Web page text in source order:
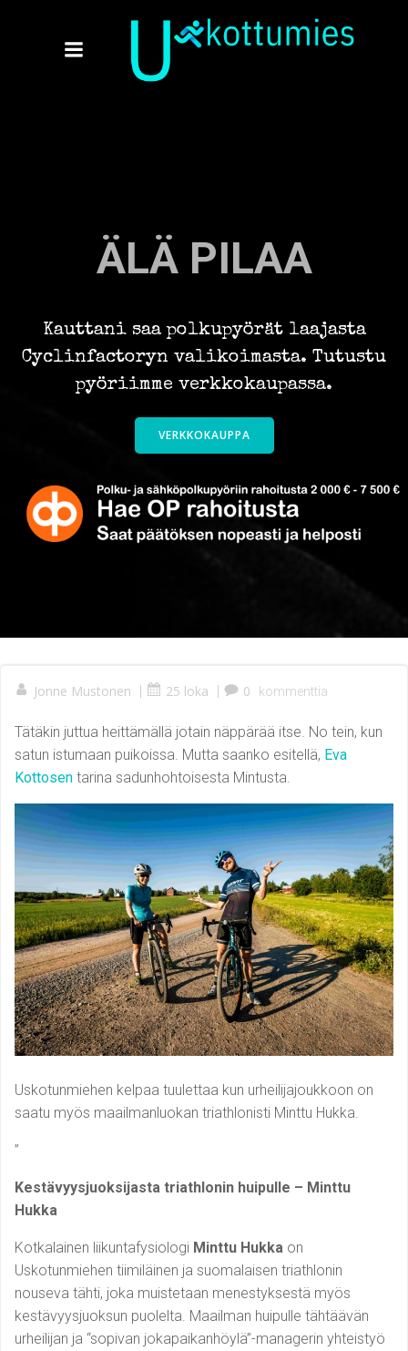
to
ÄLÄ PILAA
Kauttani saa polkupyörät laajasta
Cyclinfactoryn valikoimasta. Tutustu
pyöriimme verkkokaupassa.
VERKKOKAUPPA
Jonne Mustonen | 25 loka | 0 kommenttia
Tätäkin juttua heittämällä jotain näppärää itse. No tein, kun
satun istumaan puikoissa. Mutta saanko esitellä, Eva
Kottosen tarina sadunhohtoisesta Mintusta.
Uskotunmiehen kelpaa tuulettaa kun urheilijajoukkoon on
saatu myös maailmanluokan triathlonisti Minttu Hukka.
”
Kestävyysjuoksijasta triathlonin huipulle – Minttu
Hukka
Kotkalainen liikuntafysiologi Minttu Hukka on
Uskotunmiehen tiimiläinen ja suomalaisen triathlonin
nouseva tähti, joka muistetaan menestyksestä myös
kestävyysjuoksun puolelta. Maailman huipulle tähtäävän
urheilijan ja “sopivan jokapaikanhöylä”-managerin yhteistyö